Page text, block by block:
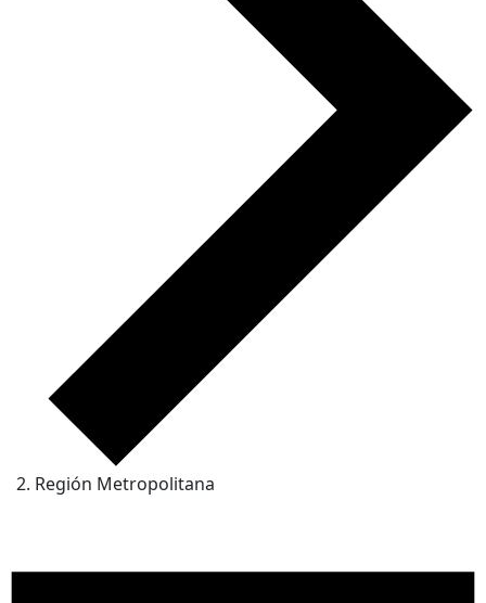
Región Metropolitana
para